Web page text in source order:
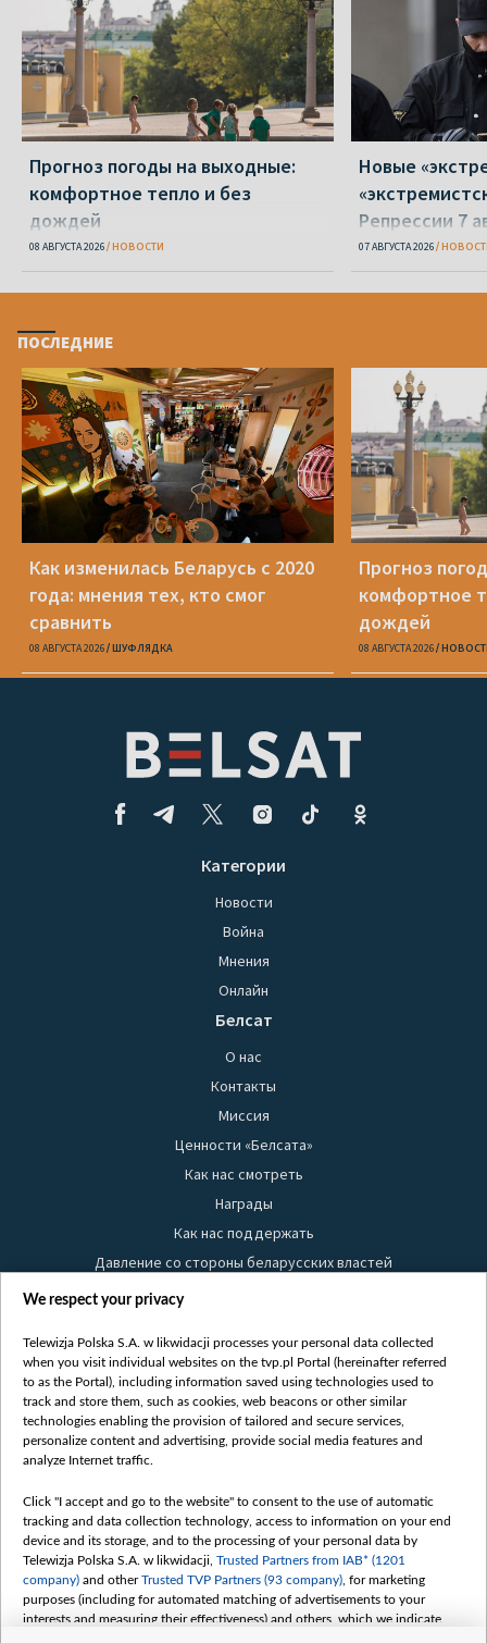
Прогноз погоды на выходные:
комфортное тепло и без
дождей
08 АВГУСТА 2026 НОВОСТИ
Новые
Репрессии 7
07 АВГУСТА 2026
ПОСЛЕДНИЕ
Как изменилась Беларусь с 2020
года: мнения тех, кто смог
сравнить
08 АВГУСТА 2026 ШУФЛЯДКА
Прогноз
комфортное
дождей
08 АВГУСТА 2026
Категории
Новости
Война
Мнения
Онлайн
Белсат
О нас
Контакты
Миссия
Ценности «Белсата»
Как нас смотреть
Награды
Как нас поддержать
Давление со стороны беларусских властей
Правила использования материалов
Безопасность
Youtube
Белсат news
Белсат Life
Belsat English
Biełsat PL
Белсат Now
Белсат Shorts
Белсат History
We respect your privacy
Telewizja Polska S.A. w likwidacji processes your personal data collected
when you visit individual websites on the tvp.pl Portal (hereinafter referred
to as the Portal), including information saved using technologies used to
track and store them, such as cookies, web beacons or other similar
technologies enabling the provision of tailored and secure services,
personalize content and advertising, provide social media features and
analyze Internet traffic.
Click "I accept and go to the website" to consent to the use of automatic
tracking and data collection technology, access to information on your end
device and its storage, and to the processing of your personal data by
Telewizja Polska S.A. w likwidacji, Trusted Partners from IAB* (1201
company) and otherTrusted TVP Partners (93 company) , for marketing
purposes (including for automated matching of advertisements to your
interests and measuring their effectiveness) and others, which we indicate